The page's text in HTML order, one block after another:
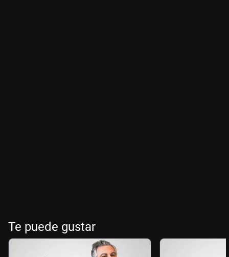
Te puede gustar